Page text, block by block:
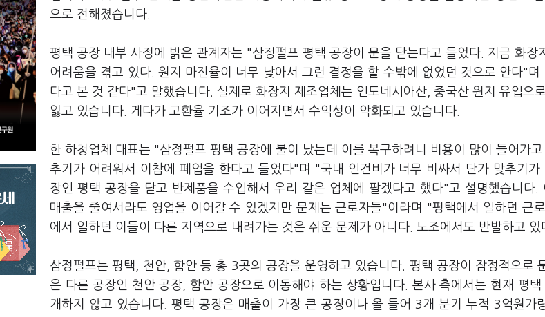
으로 전해졌습니다.
평택 공장 내부 사정에 밝은 관계자는 "삼정펄프 평택 공장이 문을 닫는다고 들었다. 지금 화장
어려움을 겪고 있다. 원지 마진율이 너무 낮아서 그런 결정을 할 수밖에 없었던 것으로 안다"며
다고 본 것 같다"고 말했습니다. 실제로 화장지 제조업체는 인도네시아산, 중국산 원지 유입으
잃고 있습니다. 게다가 고환율 기조가 이어지면서 수익성이 악화되고 있습니다.
한 하청업체 대표는 "삼정펄프 평택 공장에 불이 났는데 이를 복구하려니 비용이 많이 들어가
추기가 어려워서 이참에 폐업을 한다고 들었다"며 "국내 인건비가 너무 비싸서 단가 맞추기가
장인 평택 공장을 닫고 반제품을 수입해서 우리 같은 업체에 팔겠다고 했다"고 설명했습니다.
매출을 줄여서라도 영업을 이어갈 수 있겠지만 문제는 근로자들"이라며 "평택에서 일하던 근
에서 일하던 이들이 다른 지역으로 내려가는 것은 쉬운 문제가 아니다. 노조에서도 반발하고 있
삼정펄프는 평택, 천안, 함안 등 총 3곳의 공장을 운영하고 있습니다. 평택 공장이 잠정적으로
은 다른 공장인 천안 공장, 함안 공장으로 이동해야 하는 상황입니다. 본사 측에서는 현재 평
개하지 않고 있습니다. 평택 공장은 매출이 가장 큰 공장이나 올 들어 3개 분기 누적 3억원가